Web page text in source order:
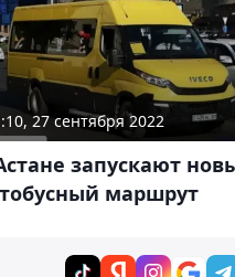
27 сентября 2022
запускают
маршрут